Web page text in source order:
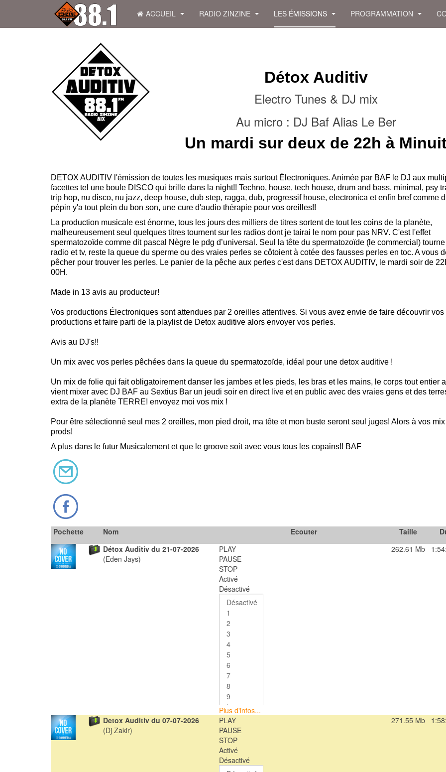
ACCUEIL RADIO ZINZINE LES ÉMISSIONS PROGRAMMATION
Détox Auditiv
Electro Tunes & DJ mix
Au micro : DJ Baf Alias Le Ber
Un mardi sur deux de 22h à
DETOX AUDITIV l'émission de toutes les musiques mais surtout Électroniques. Animée par BAF le DJ aux
facettes tel une boule DISCO qui brille dans la night!! Techno, house, tech house, drum and bass, minimal, psy
trip hop, nu disco, nu jazz, deep house, dub step, ragga, dub, progressif house, electronica et enfin bref comme
pépin y'a tout plein du bon son, une cure d'audio thérapie pour vos oreilles!!
La production musicale est énorme, tous les jours des milliers de titres sortent de tout les coins de la planète,
malheureusement seul quelques titres tournent sur les radios dont je tairai le nom pour pas NRV. C'est l'effet
spermatozoïde comme dit pascal Nègre le pdg d’universal. Seul la tête du spermatozoïde (le commercial) tourne
radio et tv, reste la queue du sperme ou des vraies perles se côtoient à cotée des fausses perles en toc. A vous
pêcher pour trouver les perles. Le panier de la pêche aux perles c'est dans DETOX AUDITIV, le mardi soir de
00H.
Made in 13 avis au producteur!
Vos productions Électroniques sont attendues par 2 oreilles attentives. Si vous avez envie de faire découvrir vos
productions et faire parti de la playlist de Detox auditive alors envoyer vos perles.
Avis au DJ's!!
Un mix avec vos perles pêchées dans la queue du spermatozoïde, idéal pour une detox auditive !
Un mix de folie qui fait obligatoirement danser les jambes et les pieds, les bras et les mains, le corps tout entier
vient mixer avec DJ BAF au Sextius Bar un jeudi soir en direct live et en public avec des vraies gens et des
extra de la planète TERRE! envoyez moi vos mix !
Pour être sélectionné seul mes 2 oreilles, mon pied droit, ma tête et mon buste seront seul juges! Alors à vos
prods!
A plus dans le futur Musicalement et que le groove soit avec vous tous les copains!! BAF
Pochette Nom Ecouter Taille
Détox Auditiv du 21-07-2026
(Eden Jays)
PLAY
PAUSE
STOP
Activé
Désactivé
Plus d'infos...
262.61 Mb
Detox Auditiv du 07-07-2026
(Dj Zakir)
PLAY
PAUSE
STOP
Activé
Désactivé
271.55 Mb